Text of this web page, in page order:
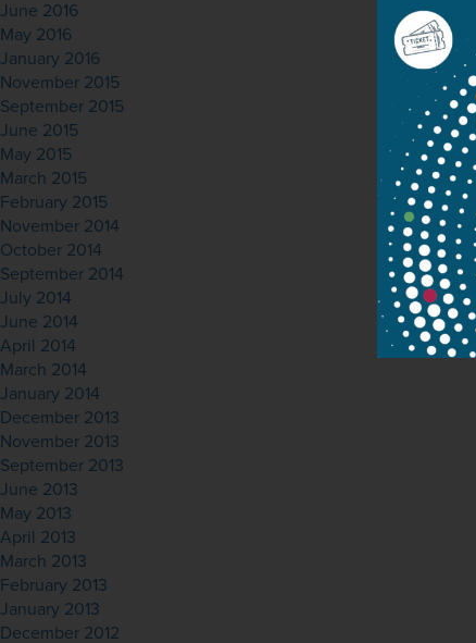
June 2016
May 2016
January 2016
November 2015
September 2015
June 2015
May 2015
March 2015
February 2015
November 2014
October 2014
September 2014
July 2014
June 2014
April 2014
March 2014
January 2014
December 2013
November 2013
September 2013
June 2013
May 2013
April 2013
March 2013
February 2013
January 2013
December 2012